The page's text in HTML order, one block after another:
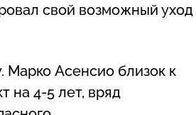
свой возможный уход
Марко Асенсио близок к
на 4-5 лет, вряд